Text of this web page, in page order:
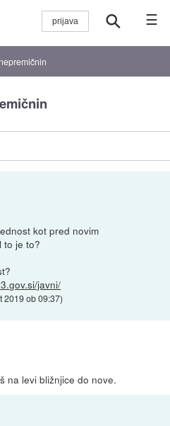
☰
kot pred novim
to je to?
javni/
2019 ob 09:37)
na levi bližnjice do nove.